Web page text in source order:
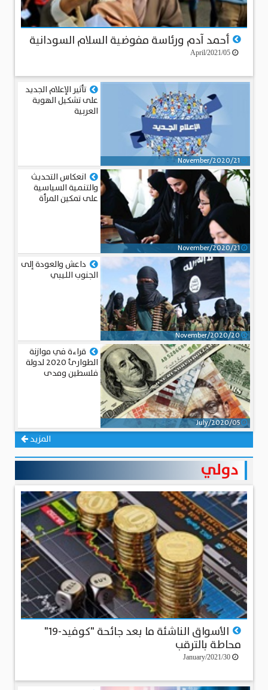
أحمد آدم ورئاسة مفوضية السلام السودانية
تأثير الإعلام الجديد
على تشكيل الهوية
العربية
انعكاس التحديث
والتنمية السياسية
على تمكين المرأة
داعش والعودة إلى
الجنوب الليبي
05/July/2020
قراءة في موازنة
الطوارئ 2020 لدولة
فلسطين ومدى
المزيد
دولي
الأسواق الناشئة ما بعد جائحة "كوفيد-19"
محاطة بالترقب